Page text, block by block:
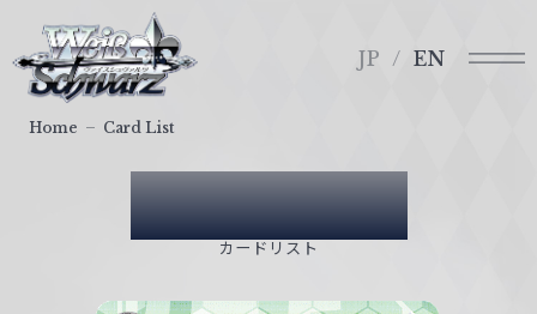
ァ
イ
JP EN
Card List
カードリスト
Home Card List